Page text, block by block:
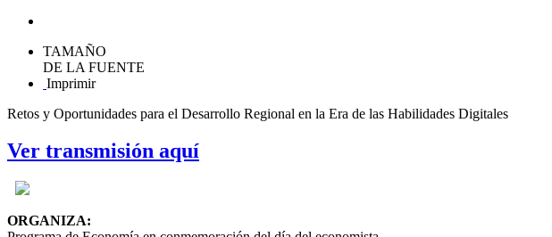
TAMAÑO
DE LA FUENTE
Imprimir
Retos y Oportunidades para el Desarrollo Regional en la Era de las Habilidades Digitales
Ver transmisión aquí
ORGANIZA: